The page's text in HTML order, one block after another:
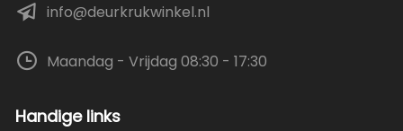
info@deurkrukwinkel.nl
Maandag - Vrijdag 08:30 - 17:30
Handige links